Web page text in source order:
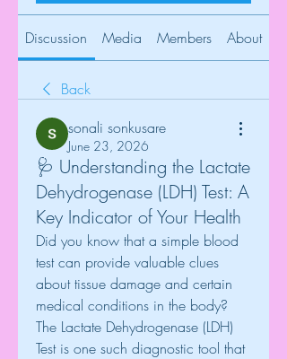
Discussion Media Members About
Back
sonali sonkusare
June 23, 2026
🩺 Understanding the Lactate
Dehydrogenase (LDH) Test: A
Key Indicator of Your Health
Did you know that a simple blood
test can provide valuable clues
about tissue damage and certain
medical conditions in the body?
The Lactate Dehydrogenase (LDH)
Test is one such diagnostic tool that